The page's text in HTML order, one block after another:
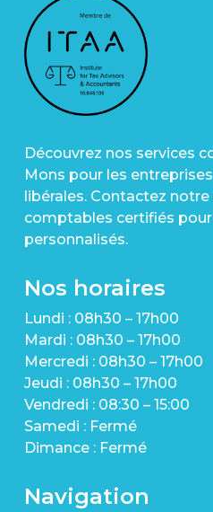
Découvrez nos services
Mons pour les
libérales. Contactez notre
comptables certifiés
personnalisés.
Nos horaires
Lundi : 08h30 – 17h00
Mardi : 08h30 – 17h00
Mercredi : 08h30 – 17h00
Jeudi : 08h30 – 17h00
Vendredi : 08:30 – 15:00
Samedi : Fermé
Dimance : Fermé
Navigation